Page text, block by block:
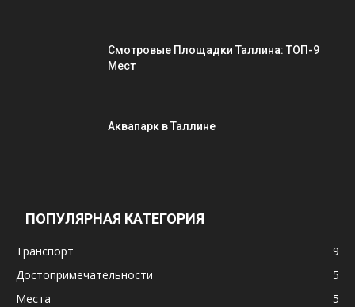
Смотровые Площадки Таллина: ТОП-9
Мест
Аквапарк в Таллине
ПОПУЛЯРНАЯ КАТЕГОРИЯ
Транспорт
9
Достопримечательности
5
Места
5